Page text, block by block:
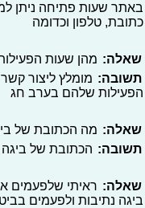
באתר שעות פתיחה ניתן
כתובת, טלפון וכדומה
שאלה: מהן שעות
תשובה: מומלץ ליצור
הפעילות שלהם בערב חג
שאלה: מה הכתובת של
תשובה: הכתובת של ביגה
שאלה: ראיתי שלפעמים
ביגה נתיבות ולפעמים